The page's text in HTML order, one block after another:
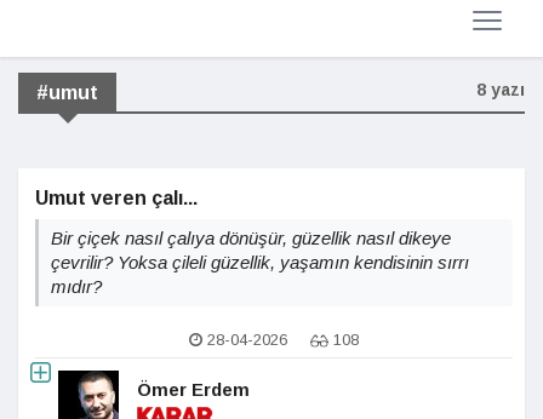
#umut 8 yazı
Umut veren çalı...
Bir çiçek nasıl çalıya dönüşür, güzellik nasıl dikeye
çevrilir? Yoksa çileli güzellik, yaşamın kendisinin sırrı
mıdır?
28-04-2026 108
Ömer Erdem